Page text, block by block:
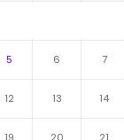
5 6 7
12 13 14
19 20 21